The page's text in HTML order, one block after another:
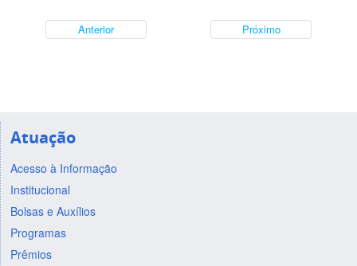
Anterior Próximo
Atuação
Acesso à Informação
Institucional
Bolsas e Auxílios
Programas
Prêmios